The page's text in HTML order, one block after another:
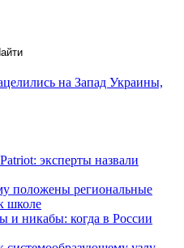
на Запад Украины,
эксперты назвали
положены региональные
школе
и никабы: когда в России